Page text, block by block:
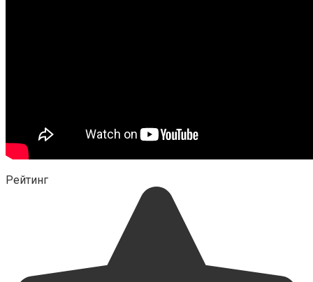
Рейтинг